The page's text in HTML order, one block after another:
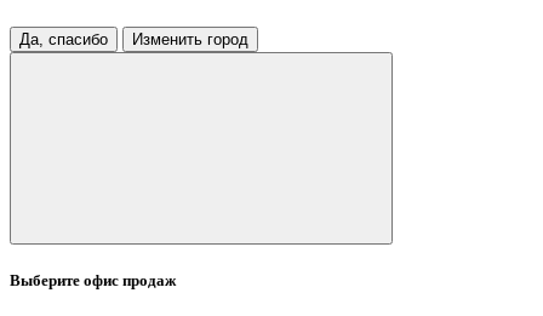
Да, спасибо Изменить город
Выберите офис продаж